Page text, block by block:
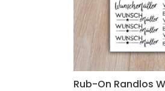
Rub-On Randlos